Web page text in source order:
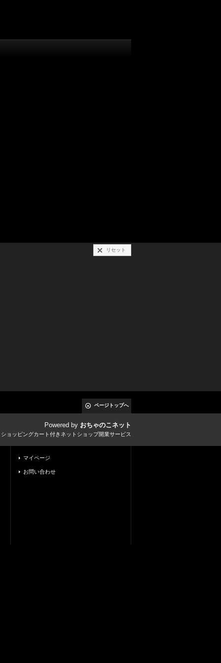
リセット
ページトップへ
Powered by おちゃのこネット
ョッピングカート付きネットショップ開業サービス
マイページ
お問い合わせ